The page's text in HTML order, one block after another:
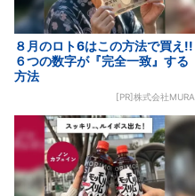
８月のロト6はこの方法で買え!!
６つの数字が『完全一致』する
方法
[PR]株式会社MURA